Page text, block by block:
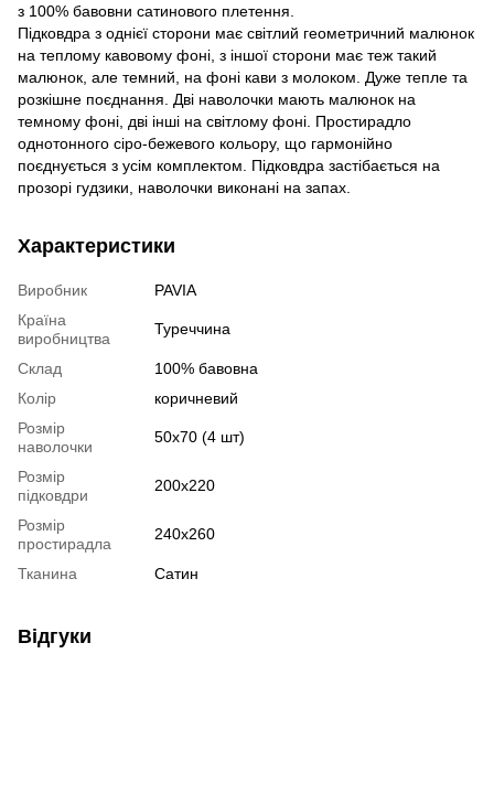
з 100% бавовни сатинового плетення.
Підковдра з однієї сторони має світлий геометричний малюнок
на теплому кавовому фоні, з іншої сторони має теж такий
малюнок, але темний, на фоні кави з молоком. Дуже тепле та
розкішне поєднання. Дві наволочки мають малюнок на
темному фоні, дві інші на світлому фоні. Простирадло
однотонного сіро-бежевого кольору, що гармонійно
поєднується з усім комплектом. Підковдра застібається на
прозорі гудзики, наволочки виконані на запах.
Характеристики
Виробник
PAVIA
Країна
виробництва
Туреччина
Склад
100% бавовна
Колір
коричневий
Розмір
наволочки
50х70 (4 шт)
Розмір
підковдри
200х220
Розмір
простирадла
240х260
Тканина Сатин
Відгуки